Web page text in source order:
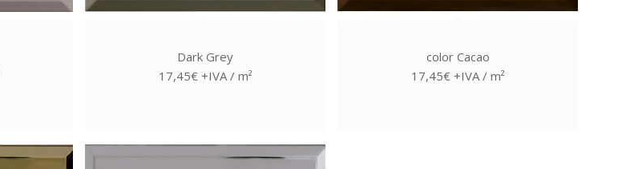
Dark Grey
17,45€ +IVA / m²
color Cacao
17,45€ +IVA / m²